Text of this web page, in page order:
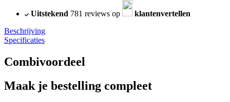
Uitstekend 781 reviews op
klantenvertellen
Beschrijving
Specificaties
Combivoordeel
Maak je bestelling compleet